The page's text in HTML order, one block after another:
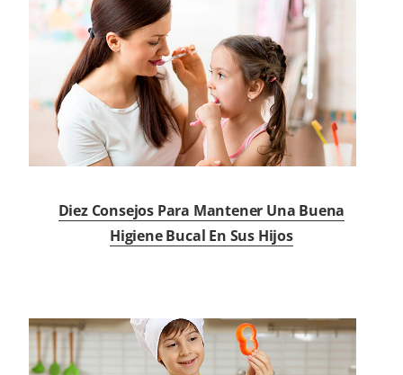
Diez Consejos Para Mantener Una Buena
Higiene Bucal En Sus Hijos